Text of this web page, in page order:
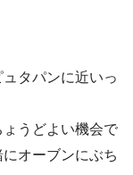
タパンに近いっ
うどよい機会で
オーブンにぶち